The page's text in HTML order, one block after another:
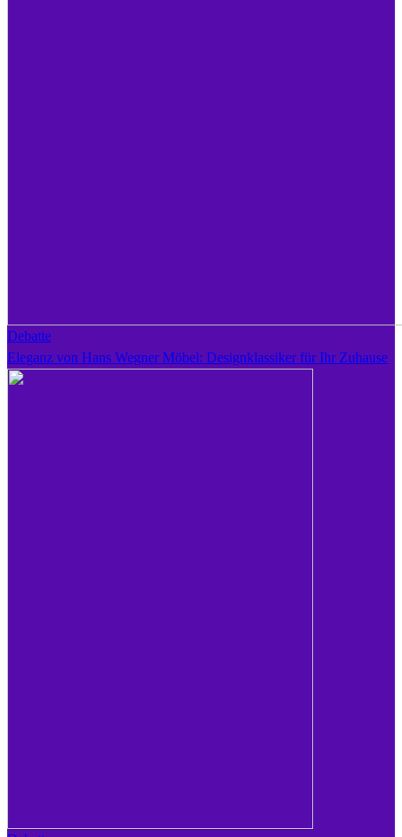
Debatte
Eleganz von Hans Wegner Möbel: Designklassiker für Ihr Zuhause